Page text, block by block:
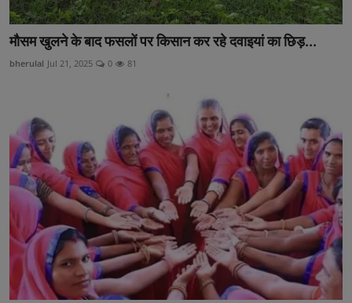
मौसम खुलने के बाद फसलों पर किसान कर रहे दवाइयां का छिड़...
bherulal Jul 21, 2025 0 81